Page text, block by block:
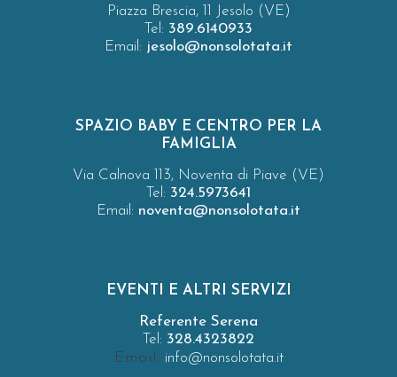
Piazza Brescia, 11 Jesolo (VE)
Tel: 389.6140933
Email: jesolo@nonsolotata.it
SPAZIO BABY E CENTRO PER LA
FAMIGLIA
Via Calnova 113, Noventa di Piave (VE)
Tel: 324.5973641
Email: noventa@nonsolotata.it
EVENTI E ALTRI SERVIZI
Referente Serena
Tel: 328.4323822
Email: info@nonsolotata.it